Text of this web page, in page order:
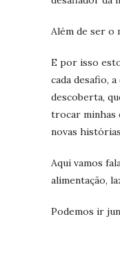
Além de ser o
E por isso
cada desafio,
descoberta,
trocar minhas
novas
Aqui vamos
alimentação,
Podemos ir